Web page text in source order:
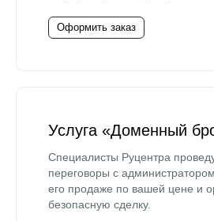
Оформить заказ
Услуга «Доменный
Специалисты Руцентра
переговоры с
его продаже по вашей цене и
безопасную сделку.